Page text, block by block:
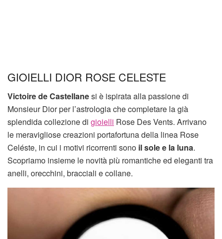
GIOIELLI DIOR ROSE CELESTE
Victoire de Castellanesi è ispirata alla passione di
Monsieur Dior per l’astrologia che completare la già
splendida collezione di gioielli Rose Des Vents. Arrivano
le meravigliose creazioni portafortuna della linea Rose
Celéste, in cui i motivi ricorrenti sono il sole e la luna.
Scopriamo insieme le novità più romantiche ed eleganti tra
anelli, orecchini, bracciali e collane.